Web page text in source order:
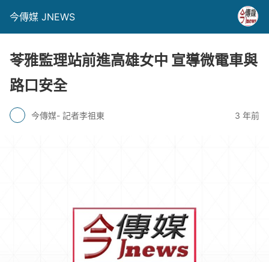
今傳媒 JNEWS
苓雅監理站前進高雄女中 宣導微電車與
路口安全
今傳媒- 記者李祖東 3 年前